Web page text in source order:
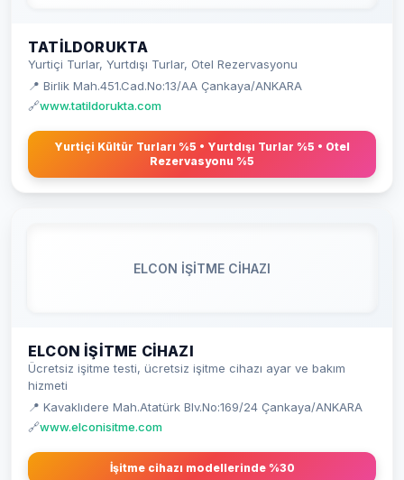
TATILDORUKTA
Yurtiçi Turlar, Yurtdışı Turlar, Otel Rezervasyonu
📍 Birlik Mah.451.Cad.No:13/AA Çankaya/ANKARA
🔗www.tatildorukta.com
Yurtiçi Kültür Turları %5 • Yurtdışı Turlar %5 • Otel
Rezervasyonu %5
ELCON İŞİTME CİHAZI
ELCON İŞİTME CİHAZI
Ücretsiz işitme testi, ücretsiz işitme cihazı ayar ve bakım
hizmeti
📍 Kavaklıdere Mah.Atatürk Blv.No:169/24 Çankaya/ANKARA
🔗www.elconisitme.com
İşitme cihazı modellerinde %30